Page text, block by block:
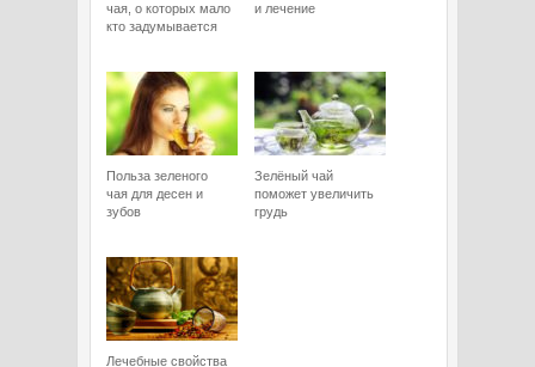
чая, о которых мало
кто задумывается
и лечение
Польза зеленого
чая для десен и
зубов
Зелёный чай
поможет увеличить
грудь
Лечебные свойства